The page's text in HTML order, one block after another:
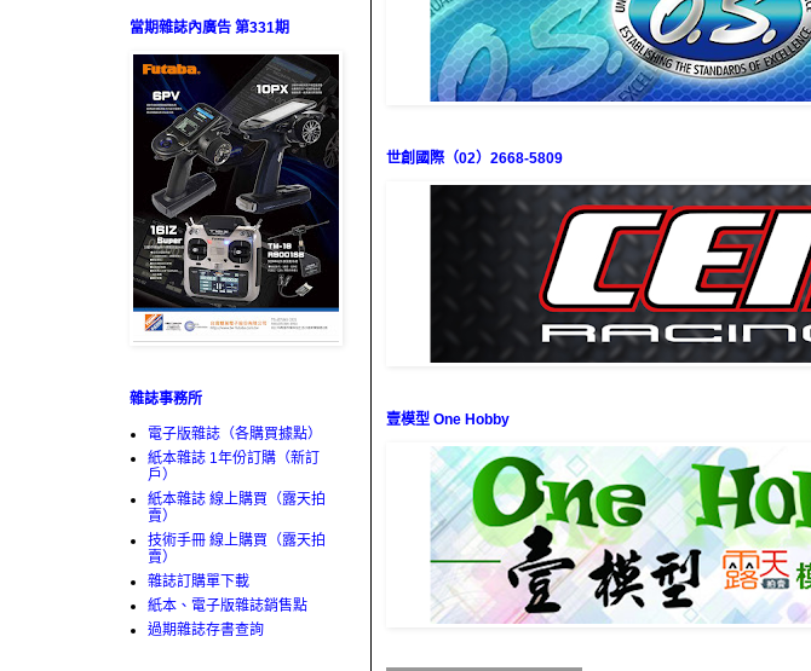
世創國際（02）2668-5809
壹模型 One Hobby
當期雜誌內廣告 第331期
雜誌事務所
電子版雜誌（各購買據點）
紙本雜誌 1年份訂購（新訂
戶）
紙本雜誌 線上購買（露天拍
賣）
技術手冊 線上購買（露天拍
賣）
雜誌訂購單下載
紙本、電子版雜誌銷售點
過期雜誌存書查詢